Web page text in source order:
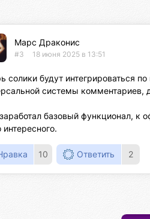
Марс Драконис
#3 18 июня 2025 в 13:51
солики будут интегрироваться
системы комментариев,
базовый функционал, к
интересного.
10 Ответить 2